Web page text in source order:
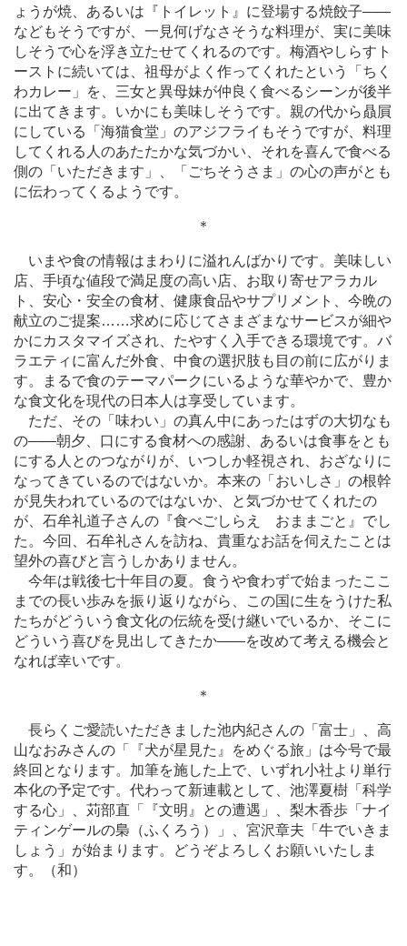
ょうが焼、あるいは『トイレット』に登場する焼餃子――
などもそうですが、一見何げなさそうな料理が、実に美味
しそうで心を浮き立たせてくれるのです。梅酒やしらすト
ーストに続いては、祖母がよく作ってくれたという「ちく
わカレー」を、三女と異母妹が仲良く食べるシーンが後半
に出てきます。いかにも美味しそうです。親の代から贔屓
にしている「海猫食堂」のアジフライもそうですが、料理
してくれる人のあたたかな気づかい、それを喜んで食べる
側の「いただきます」、「ごちそうさま」の心の声がとも
に伝わってくるようです。
＊
いまや食の情報はまわりに溢れんばかりです。美味しい
店、手頃な値段で満足度の高い店、お取り寄せアラカル
ト、安心・安全の食材、健康食品やサプリメント、今晩の
献立のご提案… …求めに応じてさまざまなサービスが細や
かにカスタマイズされ、たやすく入手できる環境です。バ
ラエティに富んだ外食、中食の選択肢も目の前に広がりま
す。まるで食のテーマパークにいるような華やかで、豊か
な食文化を現代の日本人は享受しています。
ただ、その「味わい」の真ん中にあったはずの大切なも
の――朝夕、口にする食材への感謝、あるいは食事をとも
にする人とのつながりが、いつしか軽視され、おざなりに
なってきているのではないか。本来の「おいしさ」の根幹
が見失われているのではないか、と気づかせてくれたの
が、石牟礼道子さんの『食べごしらえ おままごと』でし
た。今回、石牟礼さんを訪ね、貴重なお話を伺えたことは
望外の喜びと言うしかありません。
今年は戦後七十年目の夏。食うや食わずで始まったここ
までの長い歩みを振り返りながら、この国に生をうけた私
たちがどういう食文化の伝統を受け継いでいるか、そこに
どういう喜びを見出してきたか――を改めて考える機会と
なれば幸いです。
＊
長らくご愛読いただきました池内紀さんの「富士」、高
山なおみさんの「『犬が星見た』をめぐる旅」は今号で最
終回となります。加筆を施した上で、いずれ小社より単行
本化の予定です。代わって新連載として、池澤夏樹「科学
する心」、苅部直「『文明』との遭遇」、梨木香歩「ナイ
ティンゲールの梟（ふくろう）」、宮沢章夫「牛でいきま
しょう」が始まります。どうぞよろしくお願いいたしま
す。（和）